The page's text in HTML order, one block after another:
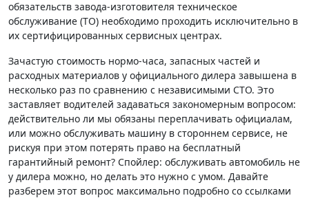
обязательств завода-изготовителя техническое
обслуживание (ТО) необходимо проходить исключительно в
их сертифицированных сервисных центрах.
Зачастую стоимость нормо-часа, запасных частей и
расходных материалов у официального дилера завышена в
несколько раз по сравнению с независимыми СТО. Это
заставляет водителей задаваться закономерным вопросом:
действительно ли мы обязаны переплачивать официалам,
или можно обслуживать машину в стороннем сервисе, не
рискуя при этом потерять право на бесплатный
гарантийный ремонт? Спойлер: обслуживать автомобиль не
у дилера можно, но делать это нужно с умом. Давайте
разберем этот вопрос максимально подробно со ссылками